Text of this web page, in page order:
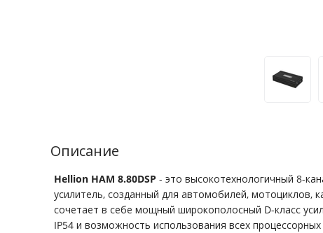
Описание
Hellion HAM 8.80DSP - это высокотехнологичный 8-
усилитель, созданный для автомобилей, мотоциклов,
сочетает в себе мощный широкополосный D-класс
IP54 и возможность использования всех